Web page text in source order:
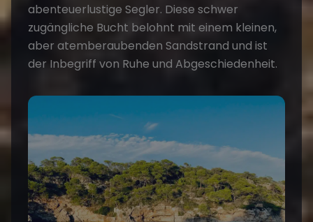
abenteuerlustige Segler. Diese schwer
zugängliche Bucht belohnt mit einem kleinen,
aber atemberaubenden Sandstrand und ist
der Inbegriff von Ruhe und Abgeschiedenheit​​.